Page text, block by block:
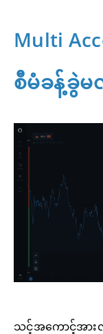
Multi
စီမံခန့်ခွဲမ
သင့်အကောင့်အား